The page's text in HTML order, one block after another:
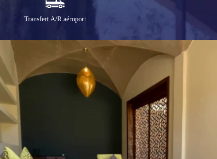
Transfert A/R aéroport